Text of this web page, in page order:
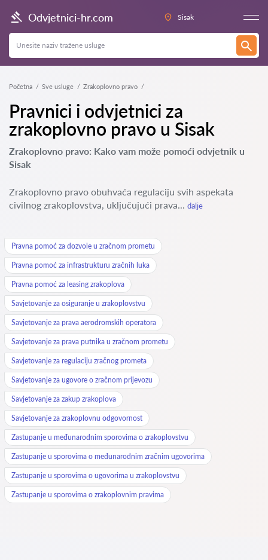
Odvjetnici-hr.com Sisak
Početna Sve usluge Zrakoplovno pravo
Pravnici i odvjetnici za
zrakoplovno pravo u Sisak
Zrakoplovno pravo: Kako vam može pomoći odvjetnik u
Sisak
Zrakoplovno pravo obuhvaća regulaciju svih aspekata
civilnog zrakoplovstva, uključujući prava... dalje
Pravna pomoć za dozvole u zračnom prometu
Pravna pomoć za infrastrukturu zračnih luka
Pravna pomoć za leasing zrakoplova
Savjetovanje za osiguranje u zrakoplovstvu
Savjetovanje za prava aerodromskih operatora
Savjetovanje za prava putnika u zračnom prometu
Savjetovanje za regulaciju zračnog prometa
Savjetovanje za ugovore o zračnom prijevozu
Savjetovanje za zakup zrakoplova
Savjetovanje za zrakoplovnu odgovornost
Zastupanje u međunarodnim sporovima o zrakoplovstvu
Zastupanje u sporovima o međunarodnim zračnim ugovorima
Zastupanje u sporovima o ugovorima u zrakoplovstvu
Zastupanje u sporovima o zrakoplovnim pravima